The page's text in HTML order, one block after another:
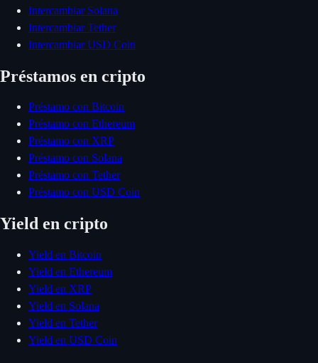
Intercambiar Solana
Intercambiar Tether
Intercambiar USD Coin
Préstamos en cripto
Préstamo con Bitcoin
Préstamo con Ethereum
Préstamo con XRP
Préstamo con Solana
Préstamo con Tether
Préstamo con USD Coin
Yield en cripto
Yield en Bitcoin
Yield en Ethereum
Yield en XRP
Yield en Solana
Yield en Tether
Yield en USD Coin